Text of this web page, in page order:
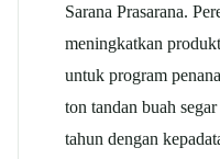
Sarana Prasarana.
meningkatkan
untuk program
ton tandan buah
tahun dengan